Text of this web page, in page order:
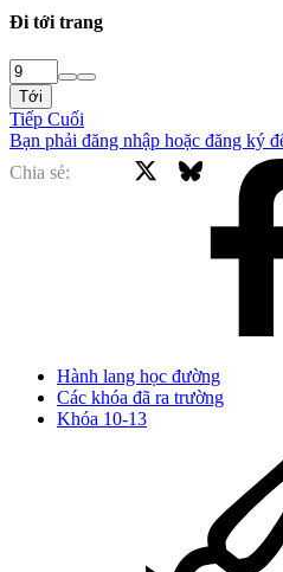
Đi tới trang
Tới
Tiếp Cuối
Bạn phải đăng nhập hoặc đăng ký
Chia sẻ:
Bluesky
Hành lang học đường
Các khóa đã ra trường
Khóa 10-13